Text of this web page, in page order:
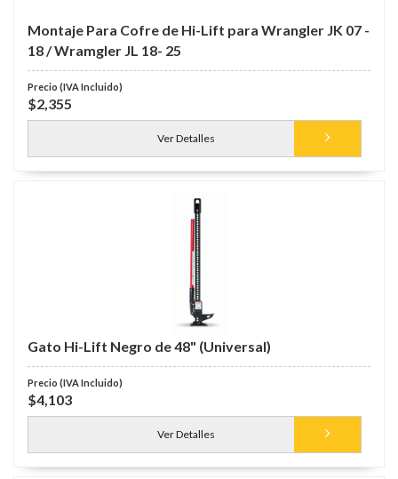
Montaje Para Cofre de Hi-Lift para Wrangler JK 07 -
18 / Wramgler JL 18- 25
$2,355
Ver Detalles
Gato Hi-Lift Negro de 48" (Universal)
$4,103
Ver Detalles